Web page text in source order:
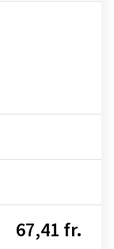
67,41 fr.